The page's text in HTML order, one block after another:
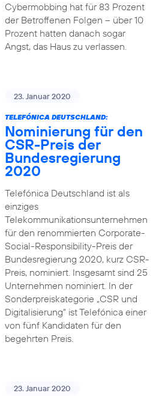
Cybermobbing hat für 83 Prozent
der Betroffenen Folgen – über 10
Prozent hatten danach sogar
Angst, das Haus zu verlassen.
23. Januar 2020
TELEFÓNICA DEUTSCHLAND:
Nominierung für den
CSR-Preis der
Bundesregierung
2020
Telefónica Deutschland ist als
einziges
Telekommunikationsunternehmen
für den renommierten Corporate-
Social-Responsibility-Preis der
Bundesregierung 2020, kurz CSR-
Preis, nominiert. Insgesamt sind 25
Unternehmen nominiert. In der
Sonderpreiskategorie „CSR und
Digitalisierung“ ist Telefónica einer
von fünf Kandidaten für den
begehrten Preis.
23. Januar 2020